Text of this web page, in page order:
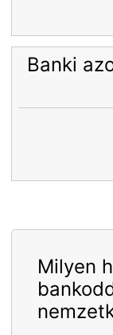
Banki
Milyen